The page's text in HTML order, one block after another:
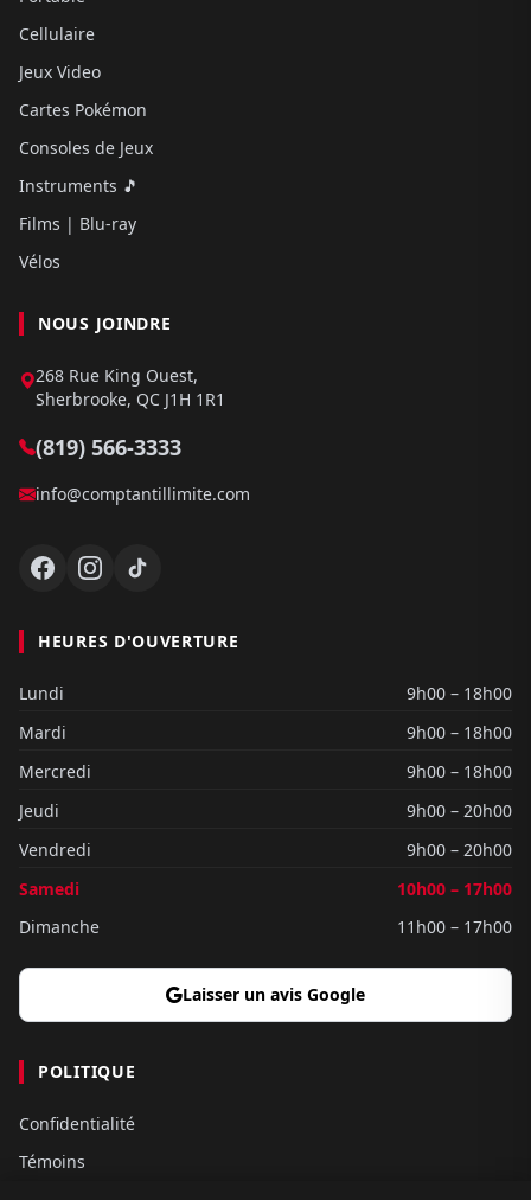
Cellulaire
Jeux Video
Cartes Pokémon
Consoles de Jeux
Instruments 🎵
Films | Blu-ray
Vélos
NOUS JOINDRE
268 Rue King Ouest,
Sherbrooke, QC J1H 1R1
(819) 566-3333
info@comptantillimite.com
HEURES D'OUVERTURE
Lundi
9h00 – 18h00
Mardi
9h00 – 18h00
Mercredi
9h00 – 18h00
Jeudi
9h00 – 20h00
Vendredi
9h00 – 20h00
Samedi
10h00 – 17h00
Dimanche
11h00 – 17h00
Laisser un avis Google
POLITIQUE
Confidentialité
Témoins